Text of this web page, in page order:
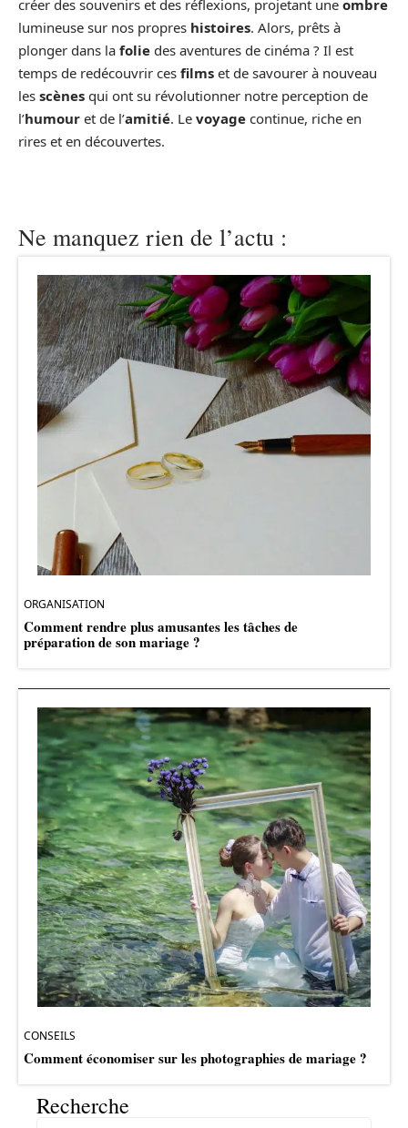
créer des souvenirs et des réflexions, projetant une ombre
lumineuse sur nos propres histoires. Alors, prêts à
plonger dans la folie des aventures de cinéma ? Il est
temps de redécouvrir ces films et de savourer à nouveau
les scènes qui ont su révolutionner notre perception de
l’humour et de l’amitié. Le voyage continue, riche en
rires et en découvertes.
Ne manquez rien de l’actu :
ORGANISATION
Comment rendre plus amusantes les tâches de
préparation de son mariage ?
CONSEILS
Comment économiser sur les photographies de mariage ?
Recherche